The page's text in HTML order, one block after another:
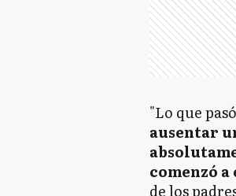
"Lo que
ausentar
comenzó
de los